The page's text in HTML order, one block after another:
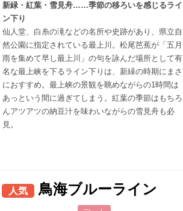
新緑・紅葉・雪見舟……季節の移ろいを感じるライ
ン下り
仙人堂、白糸の滝などの名所や史跡があり、県立自
然公園に指定されている最上川。松尾芭蕉が「五月
雨を集めて早し最上川」の句を詠んだ場所として有
名な最上峡を下るライン下りは、新緑の時期にまさ
におすすめ。最上峡の景観を眺めながらの1時間は
あっという間に過ぎてしまう。紅葉の季節はもちろ
んアツアツの納豆汁を味わいながらの雪見舟も必
見。
人気 鳥海ブルーライン